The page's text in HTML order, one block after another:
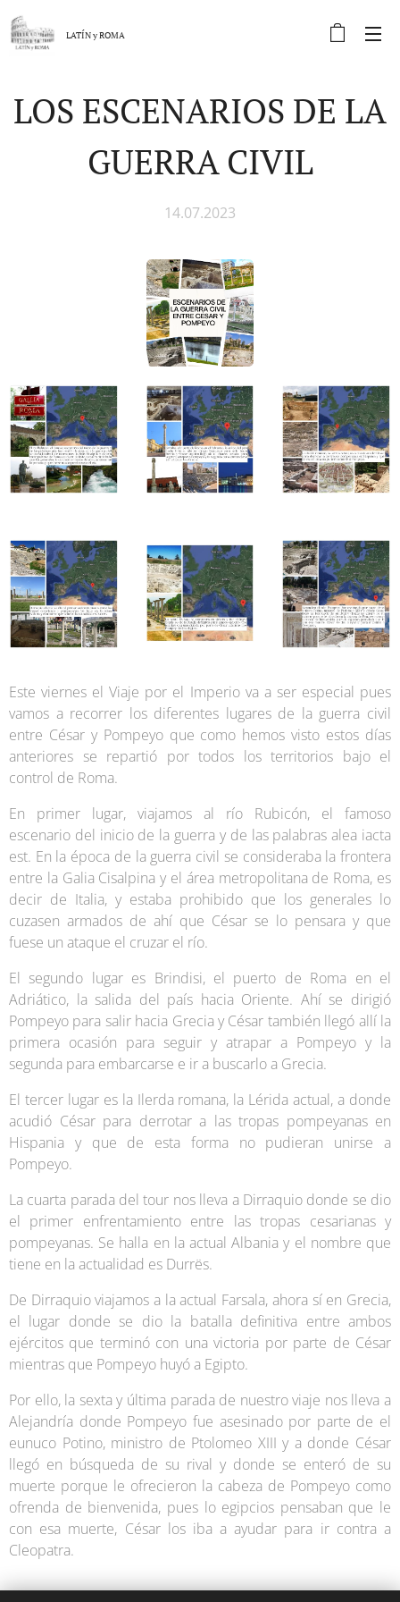
LATÍN yROMA
LOS ESCENARIOS DE LA
GUERRA CIVIL
14.07.2023
Este viernes el Viaje por el Imperio va a ser especial pues
vamos a recorrer los diferentes lugares de la guerra civil
entre César y Pompeyo que como hemos visto estos días
anteriores se repartió por todos los territorios bajo el
control de Roma.
En primer lugar, viajamos al río Rubicón, el famoso
escenario del inicio de la guerra y de las palabras alea iacta
est. En la época de la guerra civil se consideraba la frontera
entre la Galia Cisalpina y el área metropolitana de Roma, es
decir de Italia, y estaba prohibido que los generales lo
cuzasen armados de ahí que César se lo pensara y que
fuese un ataque el cruzar el río.
El segundo lugar es Brindisi, el puerto de Roma en el
Adriático, la salida del país hacia Oriente. Ahí se dirigió
Pompeyo para salir hacia Grecia y César también llegó allí la
primera ocasión para seguir y atrapar a Pompeyo y la
segunda para embarcarse e ir a buscarlo a Grecia.
El tercer lugar es la Ilerda romana, la Lérida actual, a donde
acudió César para derrotar a las tropas pompeyanas en
Hispania y que de esta forma no pudieran unirse a
Pompeyo.
La cuarta parada del tour nos lleva a Dirraquio donde se dio
el primer enfrentamiento entre las tropas cesarianas y
pompeyanas. Se halla en la actual Albania y el nombre que
tiene en la actualidad es Durrës.
De Dirraquio viajamos a la actual Farsala, ahora sí en Grecia,
el lugar donde se dio la batalla definitiva entre ambos
ejércitos que terminó con una victoria por parte de César
mientras que Pompeyo huyó a Egipto.
Por ello, la sexta y última parada de nuestro viaje nos lleva a
Alejandría donde Pompeyo fue asesinado por parte de el
eunuco Potino, ministro de Ptolomeo XIII y a donde César
llegó en búsqueda de su rival y donde se enteró de su
muerte porque le ofrecieron la cabeza de Pompeyo como
ofrenda de bienvenida, pues lo egipcios pensaban que le
con esa muerte, César los iba a ayudar para ir contra a
Cleopatra.